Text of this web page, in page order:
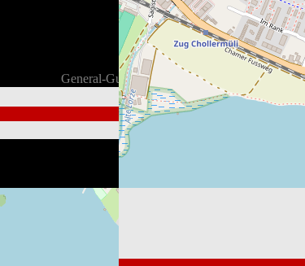
General-Guisan-Strasse 4, 6300 Zug, Schweiz